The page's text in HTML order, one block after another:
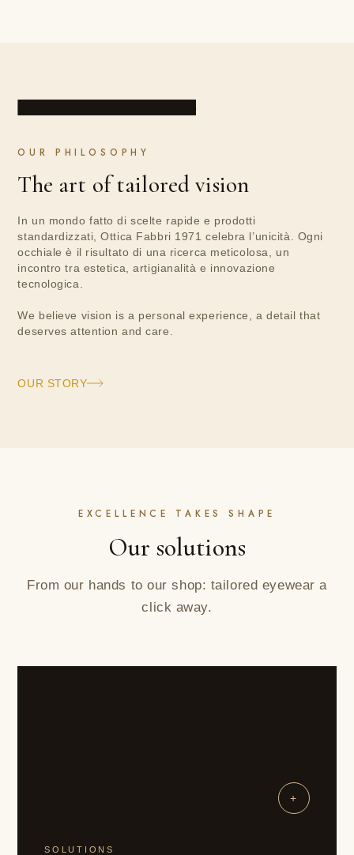
OUR PHILOSOPHY
The art of tailored vision
In un mondo fatto di scelte rapide e prodotti
standardizzati, Ottica Fabbri 1971 celebra l’unicità. Ogni
occhiale è il risultato di una ricerca meticolosa, un
incontro tra estetica, artigianalità e innovazione
tecnologica.
We believe vision is a personal experience, a detail that
deserves attention and care.
OUR STORY
EXCELLENCE TAKES SHAPE
Our solutions
From our hands to our shop: tailored eyewear a
click away.
+
SOLUTIONS